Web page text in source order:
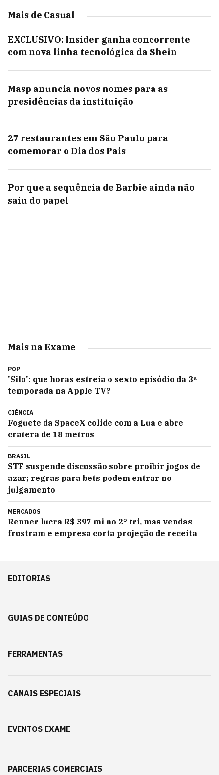
Mais de Casual
EXCLUSIVO: Insider ganha concorrente
com nova linha tecnológica da Shein
Masp anuncia novos nomes para as
presidências da instituição
27 restaurantes em São Paulo para
comemorar o Dia dos Pais
Por que a sequência de Barbie ainda não
saiu do papel
Mais na Exame
POP
'Silo': que horas estreia o sexto episódio da 3ª
temporada na Apple TV?
CIÊNCIA
Foguete da SpaceX colide com a Lua e abre
cratera de 18 metros
BRASIL
STF suspende discussão sobre proibir jogos de
azar; regras para bets podem entrar no
julgamento
MERCADOS
Renner lucra R$ 397 mi no 2° tri, mas vendas
frustram e empresa corta projeção de receita
EDITORIAS
GUIAS DE CONTEÚDO
FERRAMENTAS
CANAIS ESPECIAIS
EVENTOS EXAME
PARCERIAS COMERCIAIS